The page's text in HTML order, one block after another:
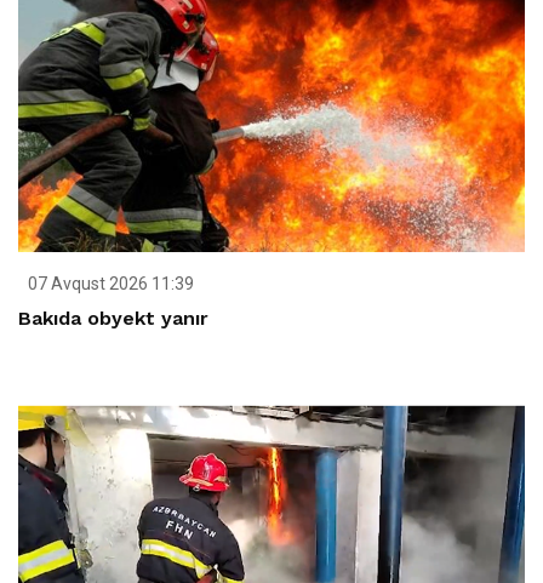
07 Avqust 2026 11:39
Bakıda obyekt yanır